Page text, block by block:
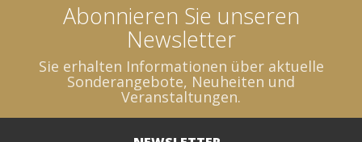
Abonnieren Sie unseren
Newsletter
Sie erhalten Informationen über aktuelle
Sonderangebote, Neuheiten und
Veranstaltungen.